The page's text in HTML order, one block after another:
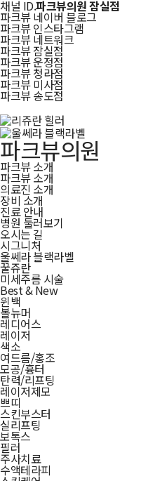
채널 ID.파크뷰의원 잠실점
파크뷰 네이버 블로그
파크뷰 인스타그램
파크뷰 네트워크
파크뷰 잠실점
파크뷰 운정점
파크뷰 청라점
파크뷰 미사점
파크뷰 송도점
파크뷰의원
파크뷰 소개
파크뷰 소개
의료진 소개
장비 소개
진료 안내
병원 둘러보기
오시는 길
시그니처
울쎄라 블랙라벨
꿀쥬란
미세주름 시술
Best & New
윈백
볼뉴머
레디어스
레이저
색소
여드름/홍조
모공/흉터
탄력/리프팅
레이저제모
쁘띠
스킨부스터
실리프팅
보톡스
필러
주사치료
수액테라피